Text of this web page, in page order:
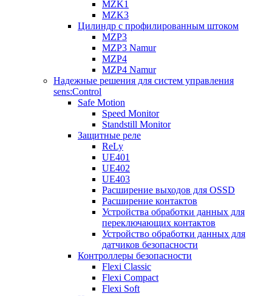
MZK1
MZK3
Цилиндр с профилированным штоком
MZP3
MZP3 Namur
MZP4
MZP4 Namur
Надежные решения для систем управления
sens:Control
Safe Motion
Speed Monitor
Standstill Monitor
Защитные реле
ReLy
UE401
UE402
UE403
Расширение выходов для OSSD
Расширение контактов
Устройства обработки данных для
переключающих контактов
Устройство обработки данных для
датчиков безопасности
Контроллеры безопасности
Flexi Classic
Flexi Compact
Flexi Soft